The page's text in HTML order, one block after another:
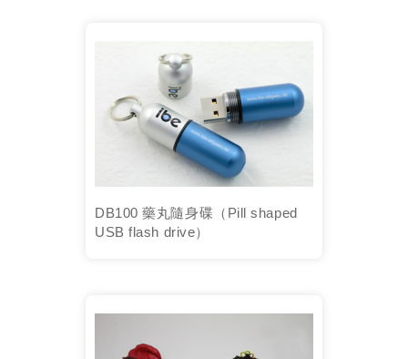
DB100 藥丸隨身碟（Pill shaped
USB flash drive）